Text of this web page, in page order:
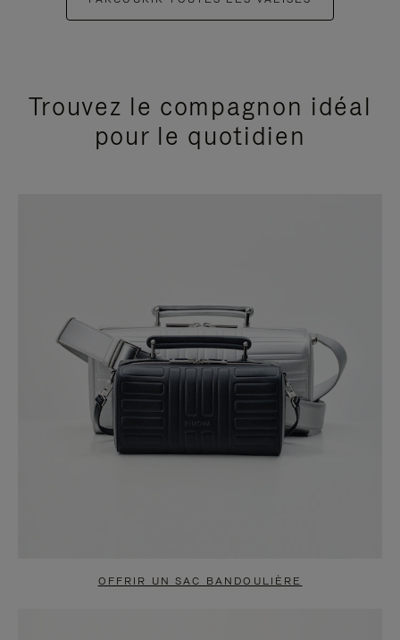
Trouvez le compagnon idéal
pour le quotidien
OFFRIR UN SAC BANDOULIÈRE